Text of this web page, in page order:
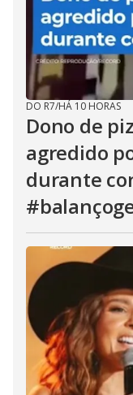
DO R7/HÁ 10 HORAS
Dono de
agredido
durante